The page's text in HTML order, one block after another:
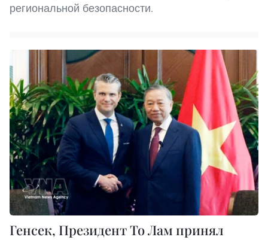
региональной безопасности.
Генсек, Президент То Лам принял